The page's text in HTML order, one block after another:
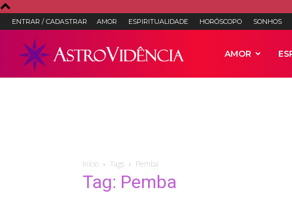
ENTRAR / CADASTRAR AMOR ESPIRITUALIDADE HORÓSCOPO SONHOS
AMOR
Início Tags Pemba
Tag: Pemba